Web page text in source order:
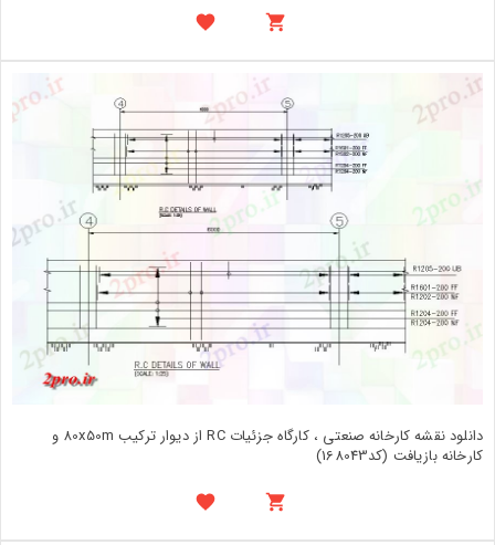
دانلود نقشه کارخانه صنعتی ، کارگاه جزئیات RC از دیوار ترکیب 80x50m و
کارخانه بازیافت (کد168043)